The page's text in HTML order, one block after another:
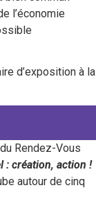
l’économie
d’exposition à la
Rendez-Vous
: création, action !
autour de cinq